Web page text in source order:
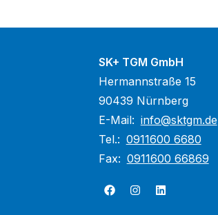
SK+ TGM GmbH
Hermannstraße 15
90439 Nürnberg
E-Mail: info@sktgm.de
Tel.: 0911600 6680
Fax: 0911600 66869